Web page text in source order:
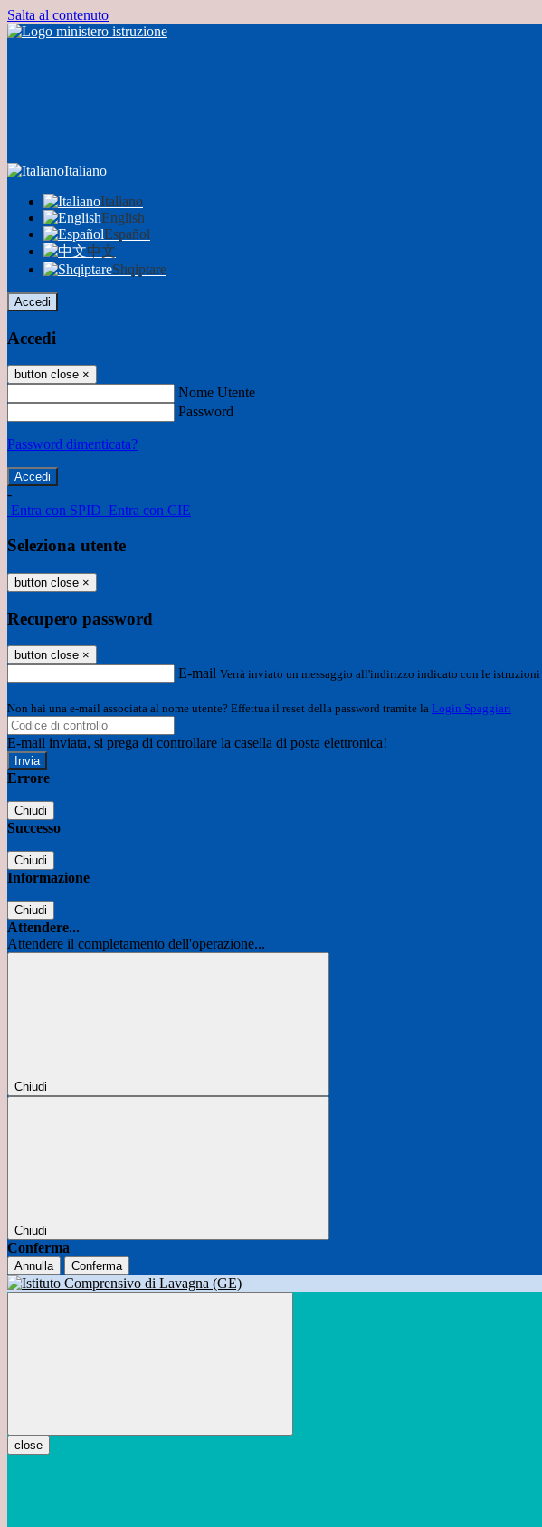
Salta al contenuto
Italiano
Italiano
English
Español
中文
Shqiptare
Accedi
Accedi
button close ×
Nome Utente
Password
Password dimenticata?
-
Entra con SPID Entra con CIE
Seleziona utente
button close ×
Recupero password
button close ×
E-mail Verrà inviato un messaggio all'indirizzo indicato con le istruzioni
Non hai una e-mail associata al nome utente? Effettua il reset della password tramite la Login Spaggiari
E-mail inviata, si prega di controllare la casella di posta elettronica!
Errore
Chiudi
Successo
Chiudi
Informazione
Chiudi
Attendere...
Attendere il completamento dell'operazione...
Chiudi
Chiudi
Conferma
Annulla Conferma
close